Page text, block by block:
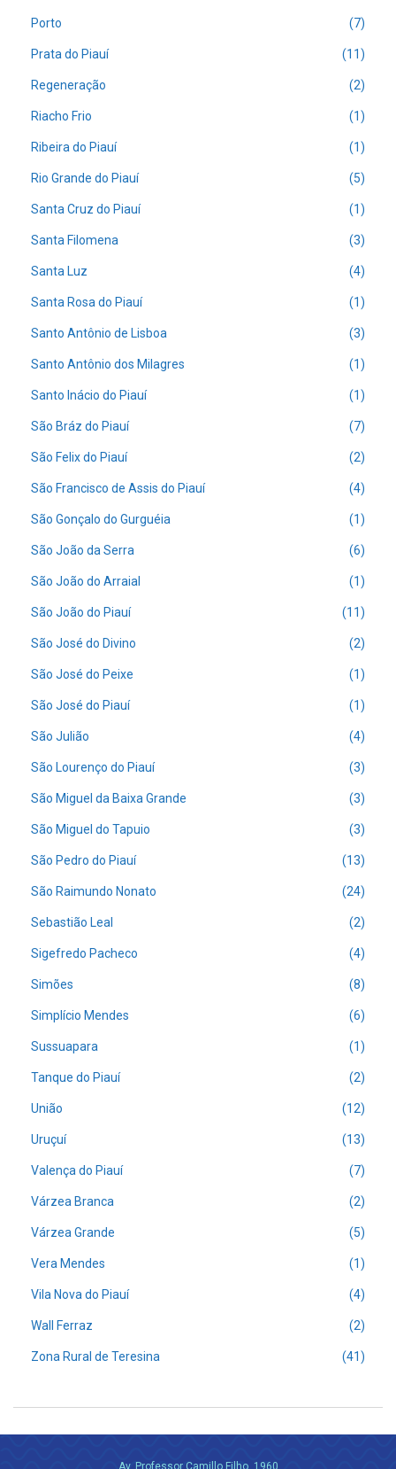
Porto (7)
Prata do Piauí (11)
Regeneração (2)
Riacho Frio (1)
Ribeira do Piauí (1)
Rio Grande do Piauí (5)
Santa Cruz do Piauí (1)
Santa Filomena (3)
Santa Luz (4)
Santa Rosa do Piauí (1)
Santo Antônio de Lisboa (3)
Santo Antônio dos Milagres (1)
Santo Inácio do Piauí (1)
São Bráz do Piauí (7)
São Felix do Piauí (2)
São Francisco de Assis do Piauí (4)
São Gonçalo do Gurguéia (1)
São João da Serra (6)
São João do Arraial (1)
São João do Piauí (11)
São José do Divino (2)
São José do Peixe (1)
São José do Piauí (1)
São Julião (4)
São Lourenço do Piauí (3)
São Miguel da Baixa Grande (3)
São Miguel do Tapuio (3)
São Pedro do Piauí (13)
São Raimundo Nonato (24)
Sebastião Leal (2)
Sigefredo Pacheco (4)
Simões (8)
Simplício Mendes (6)
Sussuapara (1)
Tanque do Piauí (2)
União (12)
Uruçuí (13)
Valença do Piauí (7)
Várzea Branca (2)
Várzea Grande (5)
Vera Mendes (1)
Vila Nova do Piauí (4)
Wall Ferraz (2)
Zona Rural de Teresina (41)
Av. Professor Camillo Filho, 1960